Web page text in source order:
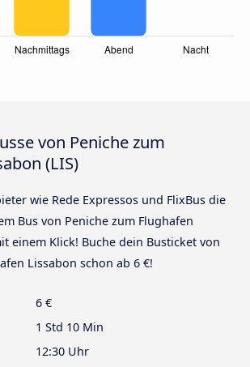
von Peniche zum
(LIS)
wie Rede Expressos und FlixBus die
Bus von Peniche zum Flughafen
einem Klick! Buche dein Busticket von
Lissabon schon ab 6 €!
6 €
1 Std 10 Min
12:30 Uhr